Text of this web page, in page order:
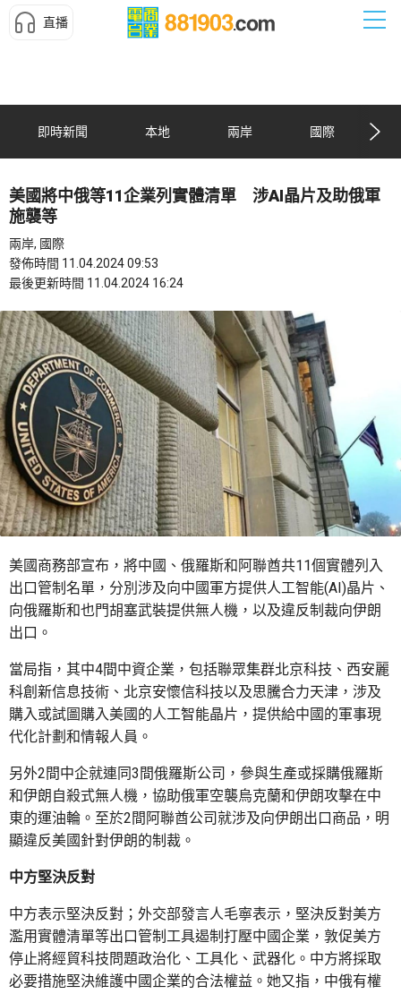
直播
即時新聞 本地 兩岸 國際
美國將中俄等11企業列實體清單 涉AI晶片及助俄軍
施襲等
兩岸, 國際
發佈時間 11.04.2024 09:53
最後更新時間 11.04.2024 16:24
美國商務部宣布，將中國、俄羅斯和阿聯酋共11個實體列入
出口管制名單，分別涉及向中國軍方提供人工智能(AI)晶片、
向俄羅斯和也門胡塞武裝提供無人機，以及違反制裁向伊朗
出口。
當局指，其中4間中資企業，包括聯眾集群北京科技、西安麗
科創新信息技術、北京安懷信科技以及思騰合力天津，涉及
購入或試圖購入美國的人工智能晶片，提供給中國的軍事現
代化計劃和情報人員。
另外2間中企就連同3間俄羅斯公司，參與生產或採購俄羅斯
和伊朗自殺式無人機，協助俄軍空襲烏克蘭和伊朗攻擊在中
東的運油輪。至於2間阿聯酋公司就涉及向伊朗出口商品，明
顯違反美國針對伊朗的制裁。
中方堅決反對
中方表示堅決反對；外交部發言人毛寧表示，堅決反對美方
濫用實體清單等出口管制工具遏制打壓中國企業，敦促美方
停止將經貿科技問題政治化、工具化、武器化。中方將採取
必要措施堅決維護中國企業的合法權益。她又指，中俄有權